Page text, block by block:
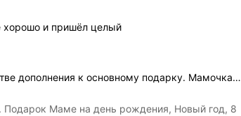
хорошо и пришёл целый
дополнения к основному подарку. Мамочка…
Маме на день рождения, Новый год, 8